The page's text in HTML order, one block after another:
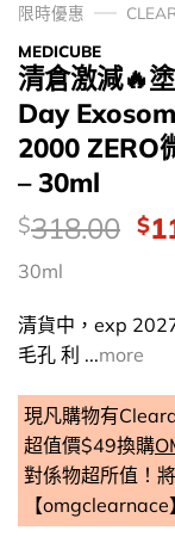
限時優惠
MEDICUBE
清倉激減🔥
Day
2000 ZERO
– 30ml
價
錢：
$318.00 $
30ml
清貨中，exp
毛孔 利 ...more
現凡購物有
超值價$49換購
對係物超所值！將
【